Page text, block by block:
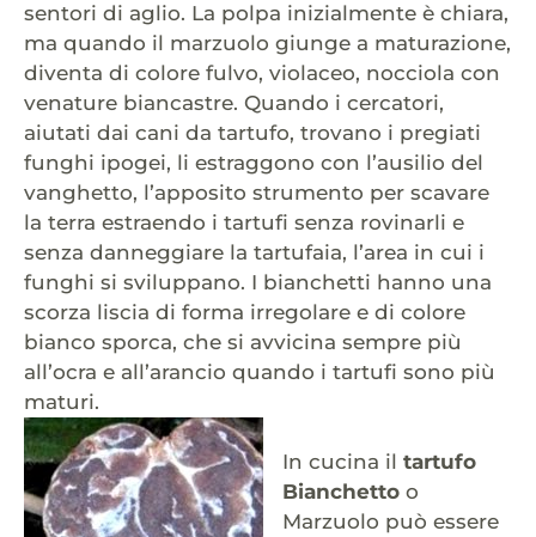
sentori di aglio. La polpa inizialmente è chiara,
ma quando il marzuolo giunge a maturazione,
diventa di colore fulvo, violaceo, nocciola con
venature biancastre. Quando i cercatori,
aiutati dai cani da tartufo, trovano i pregiati
funghi ipogei, li estraggono con l’ausilio del
vanghetto, l’apposito strumento per scavare
la terra estraendo i tartufi senza rovinarli e
senza danneggiare la tartufaia, l’area in cui i
funghi si sviluppano. I bianchetti hanno una
scorza liscia di forma irregolare e di colore
bianco sporca, che si avvicina sempre più
all’ocra e all’arancio quando i tartufi sono più
maturi.
In cucina il tartufo
Bianchetto o
Marzuolo può essere